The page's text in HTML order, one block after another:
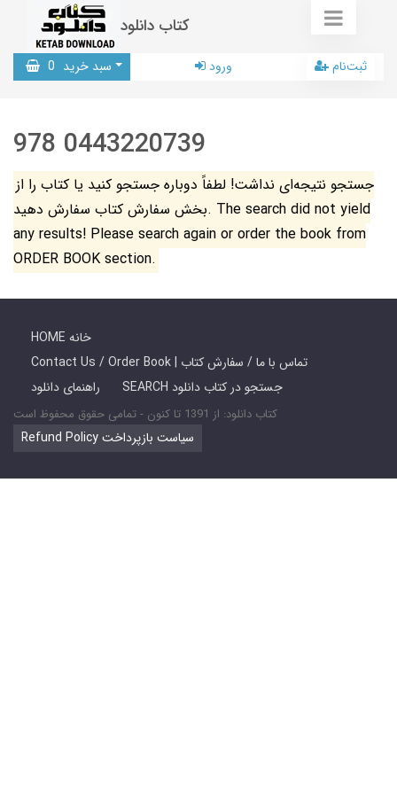
کتاب دانلود
سبد خرید 0 ورود ثبت‌نام
978 0443220739
جستجو نتیجه‌ای نداشت! لطفاً دوباره جستجو کنید یا کتاب را از
بخش سفارش کتاب سفارش دهید. The search did not yield
any results! Please search again or order the book from
ORDER BOOK section.
HOME خانه
Contact Us / Order Book | تماس با ما / سفارش کتاب
راهنمای دانلود
SEARCH جستجو در کتاب دانلود
کتاب دانلود: از 1391 تا کنون - تمامی حقوق محفوظ است
Refund Policy سیاست بازپرداخت